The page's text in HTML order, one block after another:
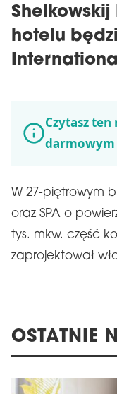
hotelu
Czytasz
W 27-piętrowym
oraz SPA o
tys. mkw. część
zaprojektował
OSTATNIE